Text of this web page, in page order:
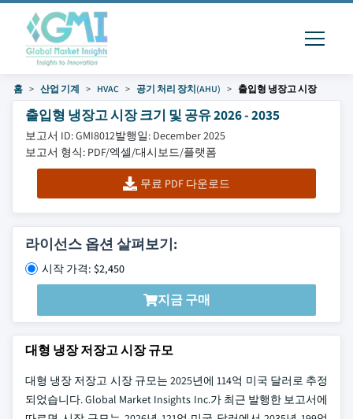
홈 산업 기계 HVAC 공기 처리 장치(AHU) 출입형 냉장고 시장
출입형 냉장고 시장 크기 및 공유 2026 - 2035
보고서 ID: GMI8012발행일: December 2025
보고서 형식: PDF/엑셀/대시보드/플랫폼
무료 PDF 다운로드
라이선스 옵션 살펴보기:
시작 가격: $2,450
지금 구매
대형 냉장 저장고 시장 규모
대형 냉장 저장고 시장 규모는 2025년에 114억 미국 달러로 추정
되었습니다. Global Market Insights Inc.가 최근 발행한 보고서에